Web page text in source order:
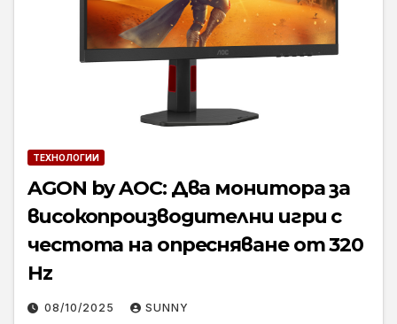
ТЕХНОЛОГИИ
AGON by AOC: Два монитора за
високопроизводителни игри с
честота на опресняване от 320
Hz
08/10/2025 SUNNY